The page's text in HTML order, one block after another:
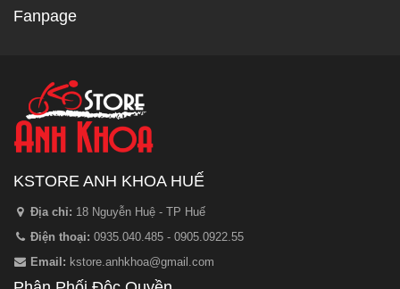
Fanpage
KSTORE ANH KHOA HUẾ
Địa chỉ: 18 Nguyễn Huệ - TP Huế
Điện thoại: 0935.040.485 - 0905.0922.55
Email: kstore.anhkhoa@gmail.com